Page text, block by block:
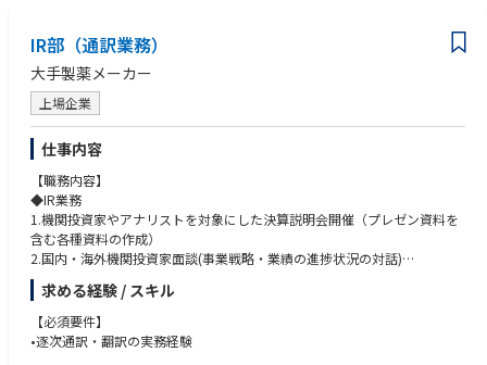
* AI Proficiency: High proficiency in utilizing AI-powered tools to support
transaction analysis, pricing optimization, and workflow automation. T
he ability to interpret AI-generated insights, take action based on them, a
nd drive strategic transaction proposals.
* Communication: Exceptional communication skills with the ability to d
istill highly complex commercial, financial, and legal structures into conc
ise, executive-ready summaries.
* Analytical Rigor: Superior analytical background with a proven track re
cord of using data-driven dashboards to drive regional business decisio
ns.
* AI Fluency: High proficiency in using AI-powered tools to support deal a
nalysis, pricing optimization, and workflow automation. Ability to inter
pret and act on AI-generated insights to drive strategic deal recommenda
tions.
■Preferred Qualifications
* Experience in a dedicated commercial pricing, investment banking, or s
trategic finance function is a strong plus.
* Hands-on experience leveraging AI/ML tools for sales analytics and reve
IR部（通訳業務）
大手製薬メーカー
上場企業
仕事内容
【職務内容】
◆IR業務
1.機関投資家やアナリストを対象にした決算説明会開催（プレゼン資料を
含む各種資料の作成）
2.国内・海外機関投資家面談(事業戦略・業績の進捗状況の対話)
3.投資家向けのイベント企画・運営
4.統合報告書作成などの社外向けの資料作成業務
5.投資家意見の経営層へフィードバック
求める経験 / スキル
【必須要件】
•逐次通訳・翻訳の実務経験